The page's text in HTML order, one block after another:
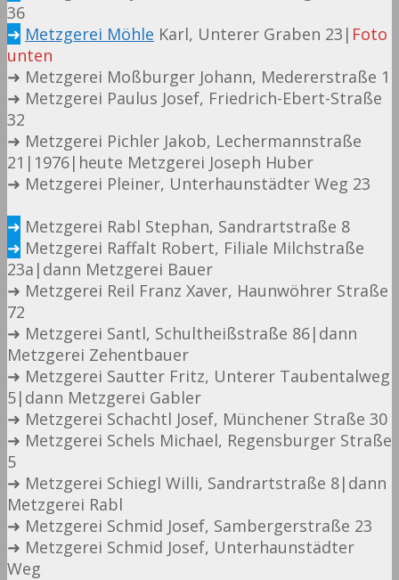
36
➜ Metzgerei Möhle Karl, Unterer Graben 23| Foto
unten
➜ Metzgerei Moßburger Johann, Medererstraße 1
➜ Metzgerei Paulus Josef, Friedrich-Ebert-Straße
32
➜ Metzgerei Pichler Jakob, Lechermannstraße
21|1976|heute Metzgerei Joseph Huber
➜ Metzgerei Pleiner, Unterhaunstädter Weg 23
➜ Metzgerei Rabl Stephan, Sandrartstraße 8
➜ Metzgerei Raffalt Robert, Filiale Milchstraße
23a|dann Metzgerei Bauer
➜ Metzgerei Reil Franz Xaver, Haunwöhrer Straße
72
➜ Metzgerei Santl, Schultheißstraße 86|dann
Metzgerei Zehentbauer
➜ Metzgerei Sautter Fritz, Unterer Taubentalweg
5|dann Metzgerei Gabler
➜ Metzgerei Schachtl Josef, Münchener Straße 30
➜ Metzgerei Schels Michael, Regensburger Straße
5
➜ Metzgerei Schiegl Willi, Sandrartstraße 8|dann
Metzgerei Rabl
➜ Metzgerei Schmid Josef, Sambergerstraße 23
➜ Metzgerei Schmid Josef, Unterhaunstädter
Weg